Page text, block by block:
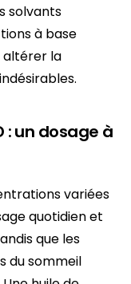
solvants
à base
altérer la
: un dosage à
variées
quotidien et
que les
du sommeil